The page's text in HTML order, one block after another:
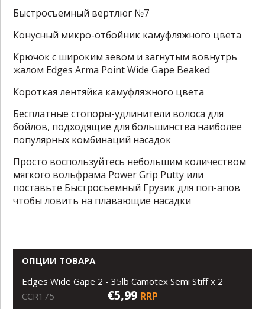
Быстросъемный вертлюг №7
Конусный микро-отбойник камуфляжного цвета
Крючок с широким зевом и загнутым вовнутрь
жалом Edges Arma Point Wide Gape Beaked
Короткая лентяйка камуфляжного цвета
Бесплатные стопоры-удлинители волоса для
бойлов, подходящие для большинства наиболее
популярных комбинаций насадок
Просто воспользуйтесь небольшим количеством
мягкого вольфрама Power Grip Putty или
поставьте Быстросъемный Грузик для поп-апов
чтобы ловить на плавающие насадки
ОПЦИИ ТОВАРА
Edges Wide Gape 2 - 35lb Camotex Semi Stiff x 2
CCR175
€5,99 RRP